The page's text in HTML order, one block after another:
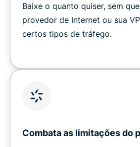
Baixe o quanto quiser, sem
provedor de Internet ou sua
certos tipos de tráfego.
Combata as limitações do